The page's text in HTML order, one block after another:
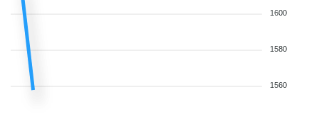
1600
1580
1560